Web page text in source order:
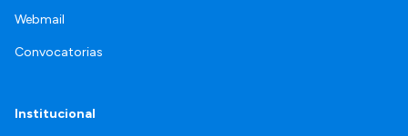
Webmail
Convocatorias
Institucional